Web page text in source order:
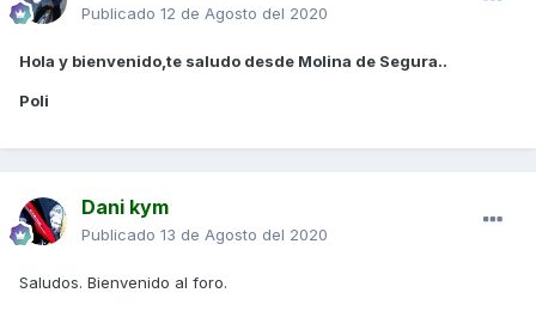
Publicado 12 de Agosto del 2020
Hola y bienvenido,te saludo desde Molina de Segura..
Poli
Dani kym
Publicado 13 de Agosto del 2020
Saludos. Bienvenido al foro.